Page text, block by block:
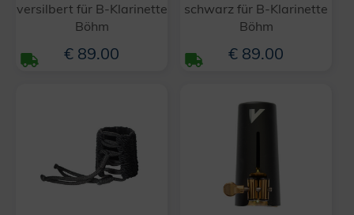
versilbert für B-Klarinette
Böhm
€ 89.00
schwarz für B-Klarinette
Böhm
€ 89.00